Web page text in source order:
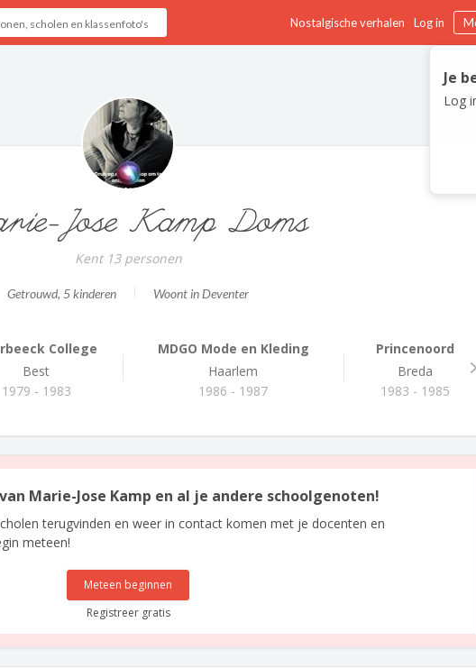
Nostalgische verhalen Log in
Je
Log
Jose Kamp Doms
Kent 13 personen
Getrouwd, 5 kinderen Woont in Deventer
College
Best
1979 - 1983
MDGO Mode en Kleding
Haarlem
1986 - 1987
Princenoord
Breda
1983 - 1985
Marie-Jose Kamp en al je andere schoolgenoten!
terugvinden en weer in contact komen met je docenten en
meteen!
Meteen beginnen
Registreer gratis